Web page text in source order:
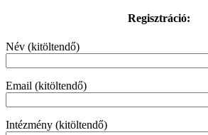
Regisztráció:
Név (kitöltendő)
Email (kitöltendő)
Intézmény (kitöltendő)